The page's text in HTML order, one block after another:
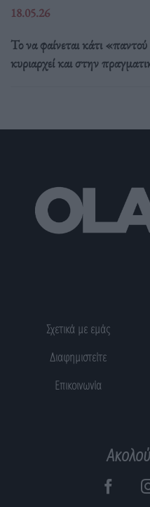
18.05.26
Το να φαίνεται κάτι
κυριαρχεί και στην
Σχετικά με εμάς
Διαφημιστείτε
Επικοινωνία